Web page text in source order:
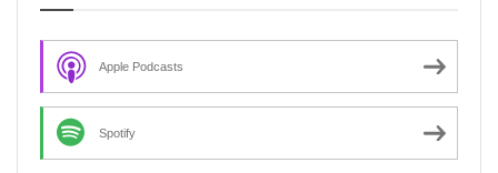
Apple Podcasts
Spotify